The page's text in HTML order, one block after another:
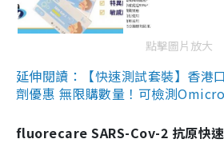
點擊圖片放大
延伸閱讀：【快速測試套裝】香港
劑優惠 無限購數量！可檢測
fluorecare SARS-Cov-2 抗原快